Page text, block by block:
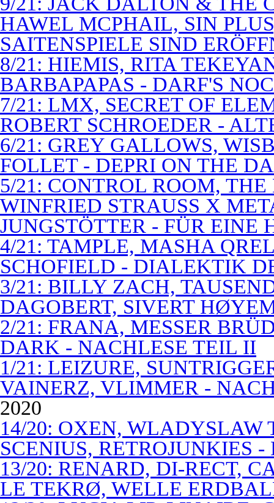
HAWEL MCPHAIL, SIN
SAITENSPIELE SIND
8/21: HIEMIS, RITA
BARBAPAPAS - DARF'S
7/21: LMX, SECRET OF
ROBERT SCHROEDER -
6/21: GREY GALLOWS,
FOLLET - DEPRI ON THE
5/21: CONTROL ROOM,
WINFRIED STRAUSS X
JUNGSTÖTTER - FÜR EINE
4/21: TAMPLE, MASHA
SCHOFIELD - DIALEKTIK
3/21: BILLY ZACH,
DAGOBERT, SIVERT
2/21: FRANA, MESSER
DARK - NACHLESE TEIL II
1/21: LEIZURE,
VAINERZ, VLIMMER -
2020
14/20: OXEN, WLADYSLAW
SCENIUS, RETROJUNKIES
13/20: RENARD, DI-RECT,
LE TEKRØ, WELLE